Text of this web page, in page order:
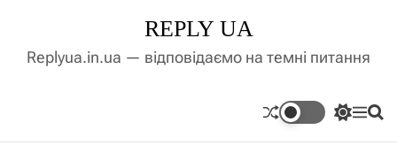
д
REPLY UA
Replyua.in.ua — відповідаємо на темні питання
П
М П